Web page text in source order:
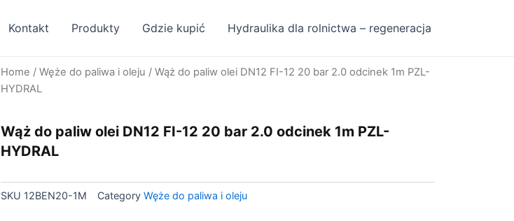
Kontakt Produkty Gdzie kupić Hydraulika dla rolnictwa – regeneracja
Home / Węże do paliwa i oleju / Wąż do paliw olei DN12 FI-12 20 bar 2.0 odcinek 1m PZL-
HYDRAL
Wąż do paliw olei DN12 FI-12 20 bar 2.0 odcinek 1m PZL-
HYDRAL
SKU 12BEN20-1M Category Węże do paliwa i oleju